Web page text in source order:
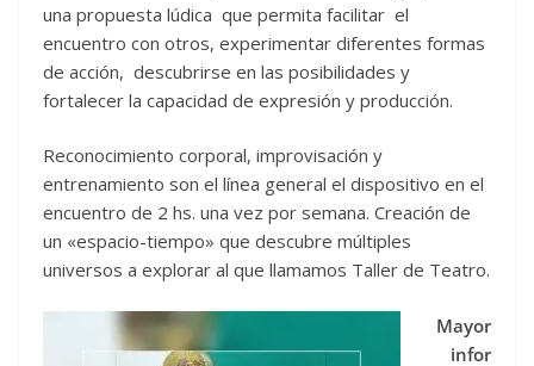
una propuesta lúdica que permita facilitar el
encuentro con otros, experimentar diferentes formas
de acción, descubrirse en las posibilidades y
fortalecer la capacidad de expresión y producción.
Reconocimiento corporal, improvisación y
entrenamiento son el línea general el dispositivo en el
encuentro de 2 hs. una vez por semana. Creación de
un «espacio-tiempo» que descubre múltiples
universos a explorar al que llamamos Taller de Teatro.
Mayor
infor